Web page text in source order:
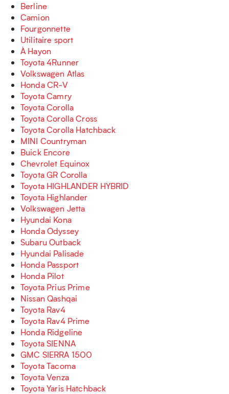
Berline
Camion
Fourgonnette
Utilitaire sport
À Hayon
Toyota 4Runner
Volkswagen Atlas
Honda CR-V
Toyota Camry
Toyota Corolla
Toyota Corolla Cross
Toyota Corolla Hatchback
MINI Countryman
Buick Encore
Chevrolet Equinox
Toyota GR Corolla
Toyota HIGHLANDER HYBRID
Toyota Highlander
Volkswagen Jetta
Hyundai Kona
Honda Odyssey
Subaru Outback
Hyundai Palisade
Honda Passport
Honda Pilot
Toyota Prius Prime
Nissan Qashqai
Toyota Rav4
Toyota Rav4 Prime
Honda Ridgeline
Toyota SIENNA
GMC SIERRA 1500
Toyota Tacoma
Toyota Venza
Toyota Yaris Hatchback